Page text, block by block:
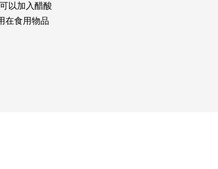
以加入醋酸
在食用物品